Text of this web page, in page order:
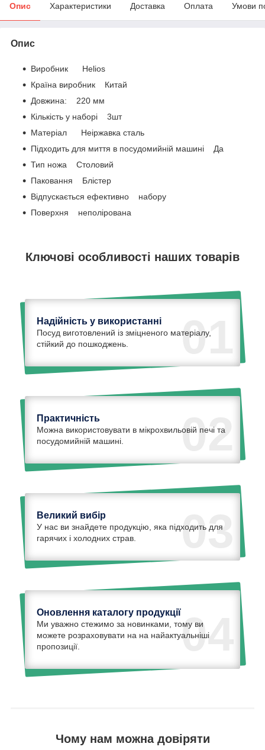
Опис Характеристики Доставка Оплата Умови
Опис
Виробник Helios
Країна виробник Китай
Довжина: 220 мм
Кількість у наборі 3шт
Матеріал Неіржавка сталь
Підходить для миття в посудомийній машині Да
Тип ножа Столовий
Паковання Блістер
Відпускається ефективно набору
Поверхня неполірована
Ключові особливості наших товарів
01
Надійність у використанні
Посуд виготовлений із зміцненого матеріалу,
стійкий до пошкоджень.
02
Практичність
Можна використовувати в мікрохвильовій печі та
посудомийній машині.
03
Великий вибір
У нас ви знайдете продукцію, яка підходить для
гарячих і холодних страв.
04
Оновлення каталогу продукції
Ми уважно стежимо за новинками, тому ви
можете розраховувати на на найактуальніші
пропозиції.
Чому нам можна довіряти